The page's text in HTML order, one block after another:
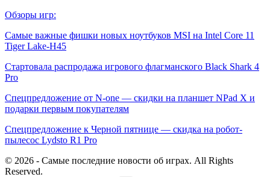
Обзоры игр:
Самые важные фишки новых ноутбуков MSI на Intel Core 11
Tiger Lake-H45
Стартовала распродажа игрового флагманского Black Shark 4
Pro
Спецпредложение от N-one — скидки на планшет NPad X и
подарки первым покупателям
Спецпредложение к Черной пятнице — скидка на робот-
пылесос Lydsto R1 Pro
© 2026 - Самые последние новости об играх. All Rights
Reserved.